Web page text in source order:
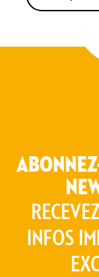
INFOS